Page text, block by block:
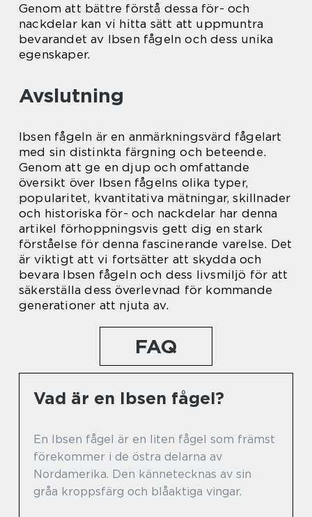
Genom att bättre förstå dessa för- och
nackdelar kan vi hitta sätt att uppmuntra
bevarandet av Ibsen fågeln och dess unika
egenskaper.
Avslutning
Ibsen fågeln är en anmärkningsvärd fågelart
med sin distinkta färgning och beteende.
Genom att ge en djup och omfattande
översikt över Ibsen fågelns olika typer,
popularitet, kvantitativa mätningar, skillnader
och historiska för- och nackdelar har denna
artikel förhoppningsvis gett dig en stark
förståelse för denna fascinerande varelse. Det
är viktigt att vi fortsätter att skydda och
bevara Ibsen fågeln och dess livsmiljö för att
säkerställa dess överlevnad för kommande
generationer att njuta av.
FAQ
Vad är en Ibsen fågel?
En Ibsen fågel är en liten fågel som främst
förekommer i de östra delarna av
Nordamerika. Den kännetecknas av sin
gråa kroppsfärg och blåaktiga vingar.